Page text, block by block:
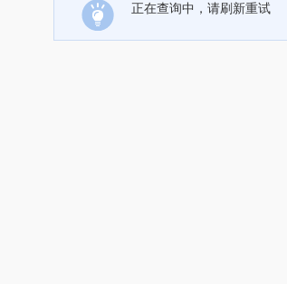
正在查询中，请刷新重试